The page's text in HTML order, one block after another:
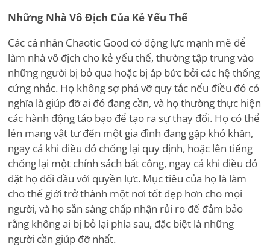
Những Nhà Vô Địch Của Kẻ Yếu Thế
Các cá nhân Chaotic Good có động lực mạnh mẽ để
làm nhà vô địch cho kẻ yếu thế, thường tập trung vào
những người bị bỏ qua hoặc bị áp bức bởi các hệ thống
cứng nhắc. Họ không sợ phá vỡ quy tắc nếu điều đó có
nghĩa là giúp đỡ ai đó đang cần, và họ thường thực hiện
các hành động táo bạo để tạo ra sự thay đổi. Họ có thể
lén mang vật tư đến một gia đình đang gặp khó khăn,
ngay cả khi điều đó chống lại quy định, hoặc lên tiếng
chống lại một chính sách bất công, ngay cả khi điều đó
đặt họ đối đầu với quyền lực. Mục tiêu của họ là làm
cho thế giới trở thành một nơi tốt đẹp hơn cho mọi
người, và họ sẵn sàng chấp nhận rủi ro để đảm bảo
rằng không ai bị bỏ lại phía sau, đặc biệt là những
người cần giúp đỡ nhất.